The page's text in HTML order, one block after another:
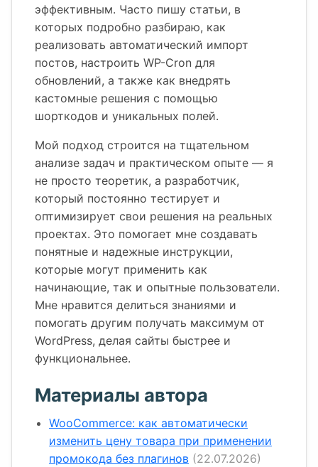
эффективным. Часто пишу статьи, в
которых подробно разбираю, как
реализовать автоматический импорт
постов, настроить WP-Cron для
обновлений, а также как внедрять
кастомные решения с помощью
шорткодов и уникальных полей.
Мой подход строится на тщательном
анализе задач и практическом опыте — я
не просто теоретик, а разработчик,
который постоянно тестирует и
оптимизирует свои решения на реальных
проектах. Это помогает мне создавать
понятные и надежные инструкции,
которые могут применить как
начинающие, так и опытные пользователи.
Мне нравится делиться знаниями и
помогать другим получать максимум от
WordPress, делая сайты быстрее и
функциональнее.
Материалы автора
WooCommerce: как автоматически
изменить цену товара при применении
промокода без плагинов (22.07.2026)